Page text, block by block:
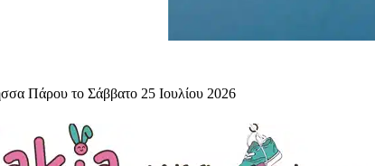
Πάρου το Σάββατο 25 Ιουλίου 2026